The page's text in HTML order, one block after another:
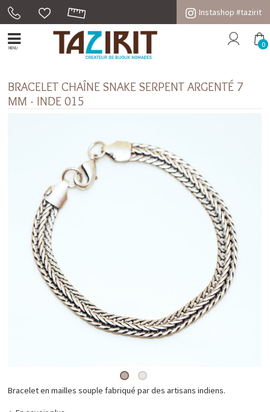
Instashop #tazirit
MENU 0
BRACELET CHAÎNE SNAKE SERPENT ARGENTÉ 7
MM - INDE 015
Bracelet en mailles souple fabriqué par des artisans indiens.